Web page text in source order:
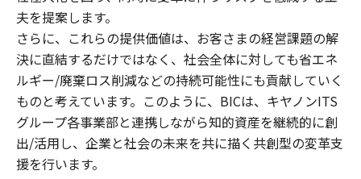
夫を提案します。
さらに、これらの提供価値は、お客さまの経営課題の解
決に直結するだけではなく、社会全体に対しても省エネ
ルギー/廃棄ロス削減などの持続可能性にも貢献していく
ものと考えています。このように、BICは、キヤノンITS
グループ各事業部と連携しながら知的資産を継続的に創
出/活用し、企業と社会の未来を共に描く共創型の変革支
援を行います。